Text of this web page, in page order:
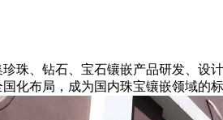
、钻石、宝石镶嵌产品研发、设
化布局，成为国内珠宝镶嵌领域